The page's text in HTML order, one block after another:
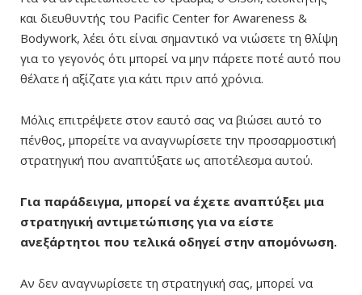
και διευθυντής του Pacific Center for Awareness &
Bodywork, λέει ότι είναι σημαντικό να νιώσετε τη θλίψη
για το γεγονός ότι μπορεί να μην πάρετε ποτέ αυτό που
θέλατε ή αξίζατε για κάτι πριν από χρόνια.
Μόλις επιτρέψετε στον εαυτό σας να βιώσει αυτό το
πένθος, μπορείτε να αναγνωρίσετε την προσαρμοστική
στρατηγική που αναπτύξατε ως αποτέλεσμα αυτού.
Για παράδειγμα, μπορεί να έχετε αναπτύξει μια
στρατηγική αντιμετώπισης για να είστε
ανεξάρτητοι που τελικά οδηγεί στην απομόνωση.
Αν δεν αναγνωρίσετε τη στρατηγική σας, μπορεί να